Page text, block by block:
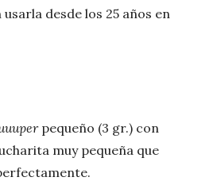
desde los 25 años en
pequeño (3 gr.) con
muy pequeña que